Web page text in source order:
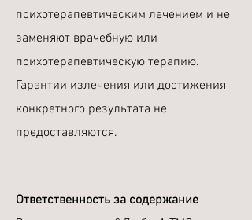
психотерапевтическим лечением и не
заменяют врачебную или
психотерапевтическую терапию.
Гарантии излечения или достижения
конкретного результата не
предоставляются.
Ответственность за содержание